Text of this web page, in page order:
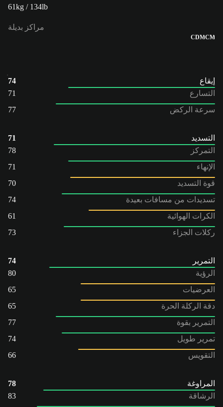
61kg / 134lb
مراكز بديلة
CM
CDM
إيقاع
74
التسارع
71
سرعة الركض
77
التسديد
71
التمركز
78
الإنهاء
71
قوة التسديد
70
تسديدات من مسافات بعيدة
74
الكرات الهوائية
61
ركلات الجزاء
73
التمرير
74
الرؤية
80
العرضيات
65
دقة الركلة الحرة
65
التمرير بقوة
77
تمرير طويل
74
التقويس
66
المراوغة
78
الرشاقة
83